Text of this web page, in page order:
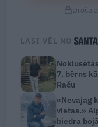
Droša
LASI VĒL NO
7. bērns
Raču
«Nevajag
vietas.»
biedra